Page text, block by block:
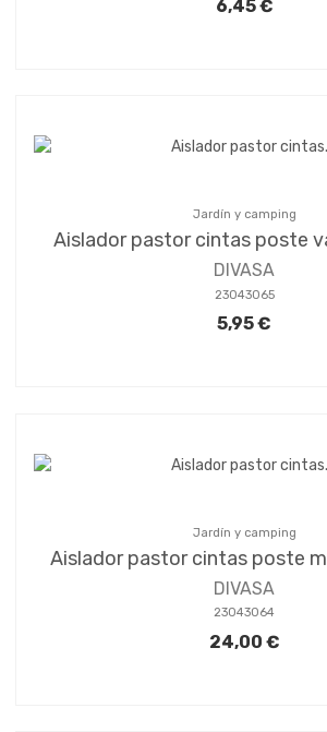
6,45 €
Jardín y camping
Aislador pastor cintas poste
DIVASA
23043065
5,95 €
Jardín y camping
Aislador pastor cintas poste
DIVASA
23043064
24,00 €